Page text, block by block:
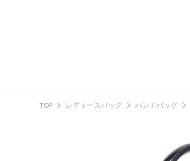
TOP レディースバッグ ハンドバッグ